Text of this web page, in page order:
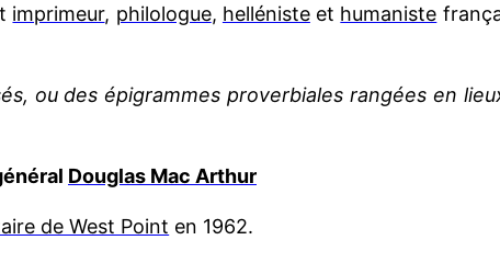
imprimeur, philologue, hellénisteet humaniste
ou des épigrammes proverbiales rangées en
Douglas Mac Arthur
de West Point en 1962.